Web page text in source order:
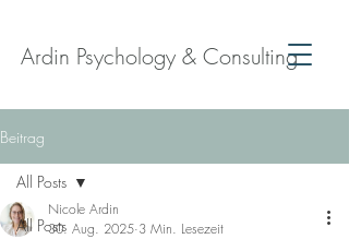
Ardin Psychology & Consulting
Beitrag
All Posts
All Posts
Nicole Ardin
30. Aug. 2025 3 Min. Lesezeit